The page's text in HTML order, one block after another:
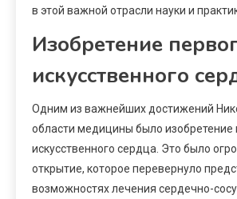
в этой важной отрасли науки и
Изобретение
искусственного
Одним из важнейших достижений
области медицины было изобретение
искусственного сердца. Это было
открытие, которое перевернуло
возможностях лечения сердечно-